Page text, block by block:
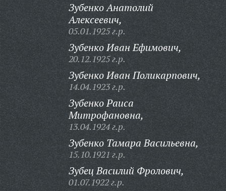
Зубенко Анатолий
Алексеевич,
05.01.1925 г.р.
Зубенко Иван Ефимович,
20.12.1925 г.р.
Зубенко Иван Поликарпович,
14.04.1923 г.р.
Зубенко Раиса
Митрофановна,
13.04.1924 г.р.
Зубенко Тамара Васильевна,
15.10.1921 г.р.
Зубец Василий Фролович,
01.07.1922 г.р.